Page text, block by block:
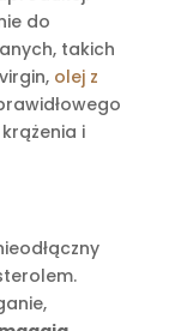
do
takich
olej z
i